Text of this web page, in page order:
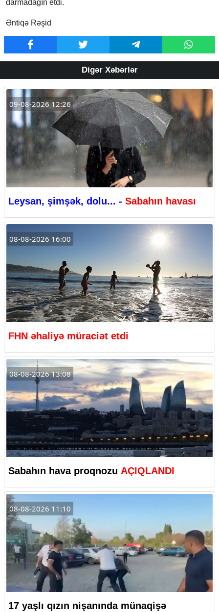
darmadağın etdi.
Əntiqə Rəşid
Digər Xəbərlər
09-08-2026 12:26
Leysan, şimşək, dolu... - Sabahın havası
08-08-2026 16:00
FHN əhaliyə müraciət etdi
08-08-2026 13:08
Sabahın hava proqnozu AÇIQLANDI
08-08-2026 11:10
17 yaşlı qızın nişanında münaqişə